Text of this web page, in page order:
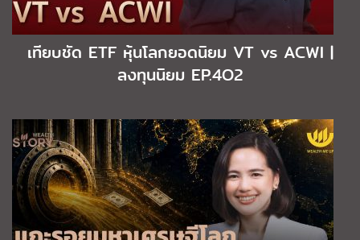
เทียบชัด ETF หุ้นโลกยอดนิยม VT vs ACWI |
ลงทุนนิยม EP.4O2